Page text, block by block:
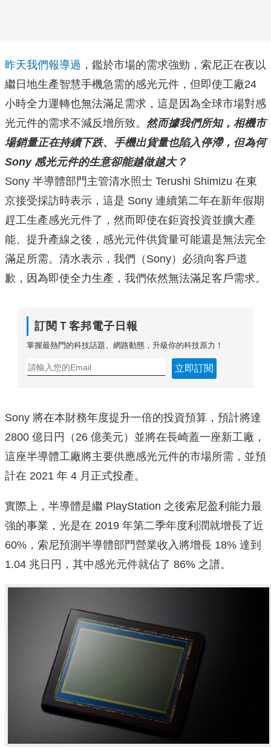
昨天我們報導過 ，鑑於市場的需求強勁，索尼正在夜以
繼日地生產智慧手機急需的感光元件，但即使工廠24
小時全力運轉也無法滿足需求，這是因為全球市場對感
光元件的需求不減反增所致。 然而據我們所知，相機市
場銷量正在持續下跌、手機出貨量也陷入停滯，但為何
Sony 感光元件的生意卻能越做越大？
Sony 半導體部門主管清水照士 Terushi Shimizu 在東
京接受採訪時表示，這是 Sony 連續第二年在新年假期
趕工生產感光元件了，然而即使在鉅資投資並擴大產
能、提升產線之後，感光元件供貨量可能還是無法完全
滿足所需。清水表示，我們（Sony）必須向客戶道
歉，因為即使全力生產，我們依然無法滿足客戶需求。
訂閱Ｔ客邦電子日報
掌握最熱門的科技話題、網路動態，升級你的科技原力！
立即訂閱
Sony 將在本財務年度提升一倍的投資預算，預計將達
2800 億日円（26 億美元）並將在長崎蓋一座新工廠，
這座半導體工廠將主要供應感光元件的市場所需，並預
計在 2021 年 4 月正式投產。
實際上，半導體是繼 PlayStation 之後索尼盈利能力最
強的事業，光是在 2019 年第二季年度利潤就增長了近
60%，索尼預測半導體部門營業收入將增長 18% 達到
1.04 兆日円，其中感光元件就佔了 86% 之譜。